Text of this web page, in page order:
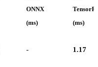
ONNX
(ms)
(ms)
- 1.17